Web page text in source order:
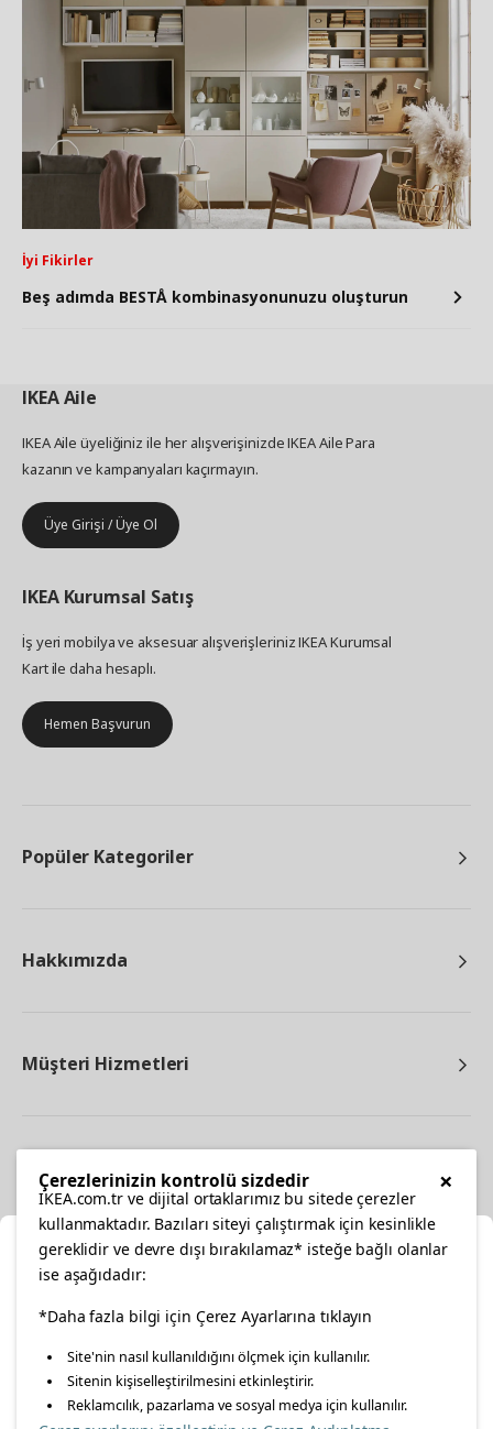
İyi Fikirler
Beş adımda BESTÅ kombinasyonunuzu oluşturun
IKEAAile
IKEA Aile üyeliğiniz ile her alışverişinizde IKEA Aile Para
kazanın ve kampanyaları kaçırmayın.
Üye Girişi / Üye Ol
IKEA Kurumsal Satış
İş yeri mobilya ve aksesuar alışverişleriniz IKEA Kurumsal
Kart ile daha hesaplı.
Hemen Başvurun
Popüler Kategoriler
Hakkımızda
Müşteri Hizmetleri
facebooktwitterinstagrampinterestyoutube
linkedin
Konumunuzu Seçin
İnternetten vereceğiniz siparişlerinizde size özel hizmet ve
içerikleri görebilmek için lütfen konumuzu seçin.
×
Çerezlerinizin kontrolü sizdedir
IKEA.com.tr ve dijital ortaklarımız bu sitede çerezler
kullanmaktadır. Bazıları siteyi çalıştırmak için kesinlikle
gereklidir ve devre dışı bırakılamaz* isteğe bağlı olanlar
ise aşağıdadır:
*Daha fazla bilgi için Çerez Ayarlarına tıklayın
Site'nin nasıl kullanıldığını ölçmek için kullanılır.
Sitenin kişiselleştirilmesini etkinleştirir.
Reklamcılık, pazarlama ve sosyal medya için kullanılır.